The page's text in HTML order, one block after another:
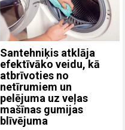
Santehniķis atklāja
efektīvāko veidu, kā
atbrīvoties no
netīrumiem un
pelējuma uz veļas
mašīnas gumijas
blīvējuma